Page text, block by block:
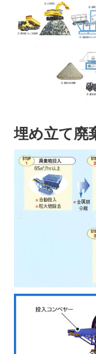
埋め立て廃